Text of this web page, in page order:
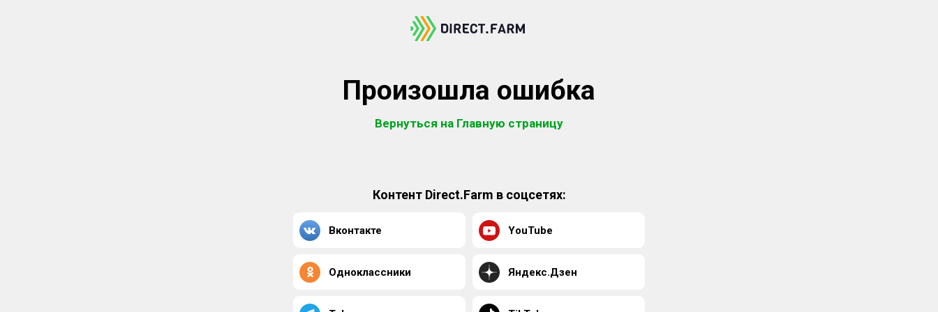
Произошла ошибка
Вернуться на Главную страницу
Контент Direct.Farm в соцсетях:
Вконтакте YouTube
Одноклассники Яндекс.Дзен